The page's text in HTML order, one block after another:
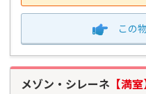
この
メゾン・シレーネ 【満室